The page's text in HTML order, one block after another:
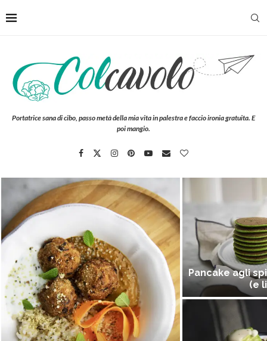
Portatrice sana di cibo, passo metà della mia vita in palestra e faccio ironia gratuita. E
poi mangio.
Pancake agli
(e